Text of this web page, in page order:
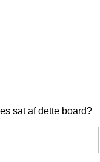
sat af dette board?